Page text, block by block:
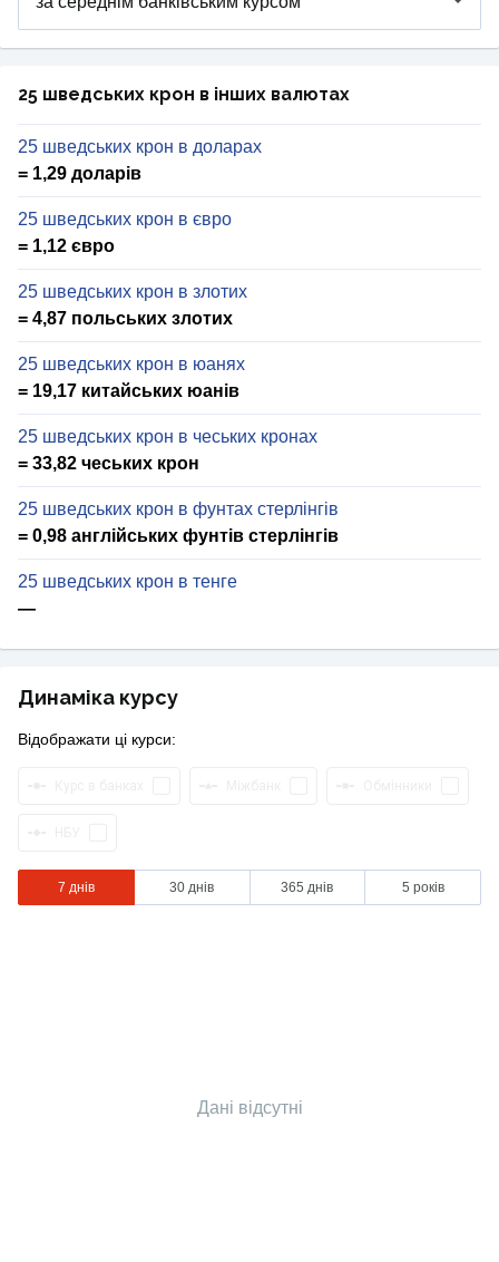
25 шведських крон в інших валютах
25 шведських крон в доларах
= 1,29 доларів
25 шведських крон в євро
= 1,12 євро
25 шведських крон в злотих
= 4,87 польських злотих
25 шведських крон в юанях
= 19,17 китайських юанів
25 шведських крон в чеських кронах
= 33,82 чеських крон
25 шведських крон в фунтах стерлінгів
= 0,98 англійських фунтів стерлінгів
25 шведських крон в тенге
—
Динаміка курсу
Відображати ці курси:
7 днів 30 днів 365 днів 5 років
Дані відсутні